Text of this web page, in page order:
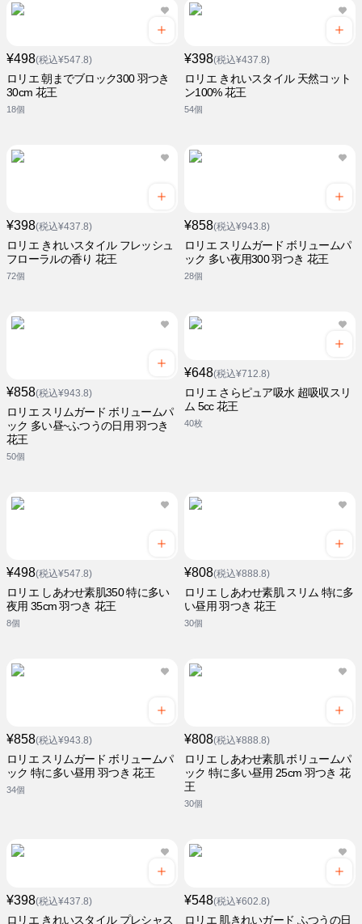
¥498(税込¥547.8)
ロリエ 朝までブロック300 羽つき
30cm 花王
18個
¥398(税込¥437.8)
ロリエ きれいスタイル 天然コット
ン100% 花王
54個
¥398(税込¥437.8)
ロリエ きれいスタイル フレッシュ
フローラルの香り 花王
72個
¥858(税込¥943.8)
ロリエ スリムガード ボリュームパ
ック 多い夜用300 羽つき 花王
28個
¥858(税込¥943.8)
ロリエ スリムガード ボリュームパ
ック 多い昼~ふつうの日用 羽つき
花王
50個
¥648(税込¥712.8)
ロリエ さらピュア吸水 超吸収スリ
ム 5cc 花王
40枚
¥498(税込¥547.8)
ロリエ しあわせ素肌350 特に多い
夜用 35cm 羽つき 花王
8個
¥808(税込¥888.8)
ロリエ しあわせ素肌 スリム 特に多
い昼用 羽つき 花王
30個
¥858(税込¥943.8)
ロリエ スリムガード ボリュームパ
ック 特に多い昼用 羽つき 花王
34個
¥808(税込¥888.8)
ロリエ しあわせ素肌 ボリュームパ
ック 特に多い昼用 25cm 羽つき 花
王
30個
¥398(税込¥437.8)
ロリエ きれいスタイル プレシャス
¥548(税込¥602.8)
ロリエ 肌きれいガード ふつうの日